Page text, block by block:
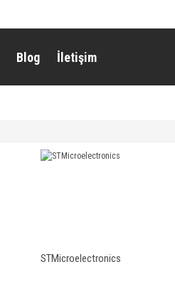
Blog İletişim
STMicroelectronics